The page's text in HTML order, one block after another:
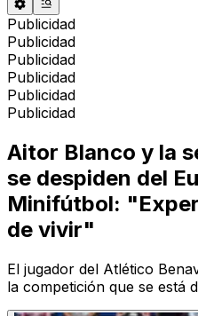
Publicidad
Publicidad
Publicidad
Publicidad
Publicidad
Publicidad
Aitor Blanco y la
se despiden del
Minifútbol:
de vivir"
El jugador del Atlético
la competición que se está